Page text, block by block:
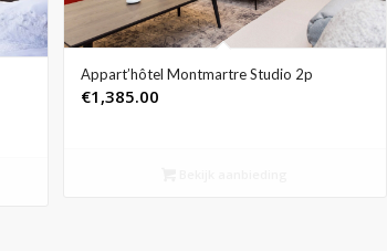
Appart’hôtel Montmartre Studio 2p
€1,385.00